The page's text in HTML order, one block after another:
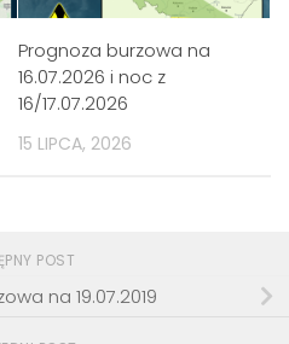
Prognoza burzowa na
16.07.2026 i noc z
16/17.07.2026
15 LIPCA, 2026
POST
na 19.07.2019